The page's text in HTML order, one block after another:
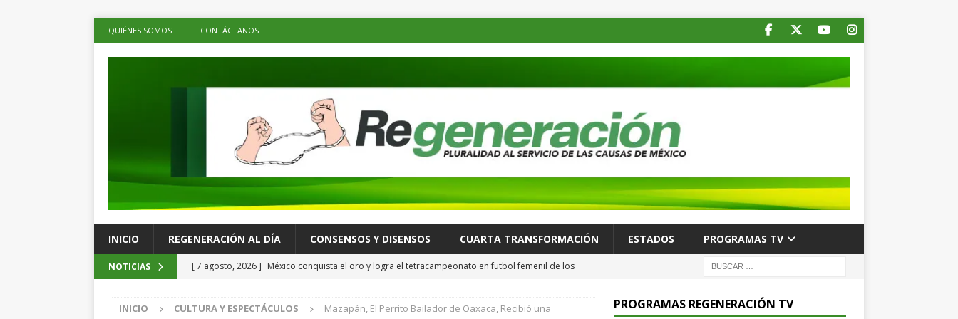
QUIÉNES SOMOS CONTÁCTANOS
INICIO REGENERACIÓN AL DÍA CONSENSOS Y DISENSOS CUARTA TRANSFORMACIÓN ESTADOS PROGRAMAS TV
NOTICIAS [ 7 agosto, 2026 ] México conquista el oro y logra el tetracampeonato en futbol femenil de los
[ 7 agosto, 2026 ] La economía de las familias mexicanas mejora; hay bienestar: presidenta
INICIO CULTURA Y ESPECTÁCULOS
Mazapán, El Perrito Bailador de Oaxaca, Recibió una
PROGRAMAS REGENERACIÓN TV